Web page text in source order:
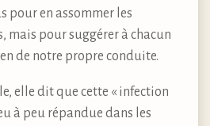
pour en assommer les
mais pour suggérer à chacun
de notre propre conduite.
elle dit que cette « infection
à peu répandue dans les